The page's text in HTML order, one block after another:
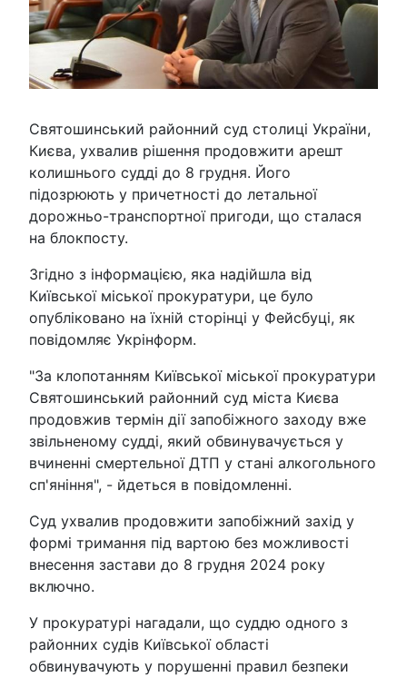
Святошинський районний суд столиці України,
Києва, ухвалив рішення продовжити арешт
колишнього судді до 8 грудня. Його
підозрюють у причетності до летальної
дорожньо-транспортної пригоди, що сталася
на блокпосту.
Згідно з інформацією, яка надійшла від
Київської міської прокуратури, це було
опубліковано на їхній сторінці у Фейсбуці, як
повідомляє Укрінформ.
"За клопотанням Київської міської прокуратури
Святошинський районний суд міста Києва
продовжив термін дії запобіжного заходу вже
звільненому судді, який обвинувачується у
вчиненні смертельної ДТП у стані алкогольного
сп'яніння", - йдеться в повідомленні.
Суд ухвалив продовжити запобіжний захід у
формі тримання під вартою без можливості
внесення застави до 8 грудня 2024 року
включно.
У прокуратурі нагадали, що суддю одного з
районних судів Київської області
обвинувачують у порушенні правил безпеки